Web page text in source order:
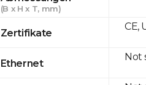
(B x H x T, mm)
Zertifikate
Ethernet
CE,
Not